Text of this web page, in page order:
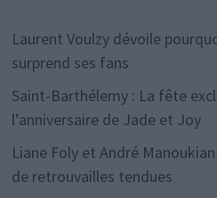
Laurent Voulzy dévoile
surprend ses fans
Saint-Barthélemy : La fête
l’anniversaire de Jade et Joy
Liane Foly et André
de retrouvailles tendues